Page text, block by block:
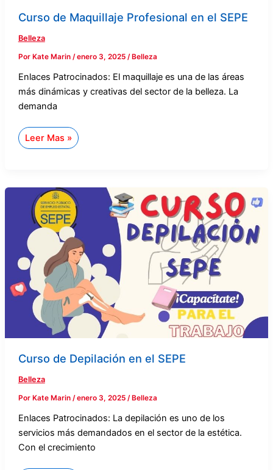
Curso de Maquillaje Profesional en el SEPE
Belleza
Por Kate Marin /enero 3, 2025 / Belleza
Enlaces Patrocinados: El maquillaje es una de las áreas
más dinámicas y creativas del sector de la belleza. La
demanda
Leer Mas »
Curso de Depilación en el SEPE
Belleza
Por Kate Marin /enero 3, 2025 / Belleza
Enlaces Patrocinados: La depilación es uno de los
servicios más demandados en el sector de la estética.
Con el crecimiento
Curso
de
Depilación
en
SEPE